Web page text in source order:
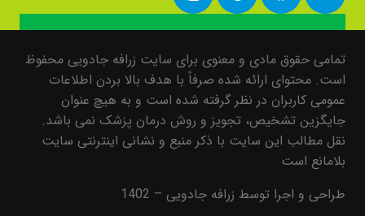
تمامی حقوق مادی و معنوی برای سایت زرافه جادویی محفوظ
است. محتوای ارائه شده صرفاً با هدف بالا بردن اطلاعات
عمومی کاربران در نظر گرفته شده است و به هیچ عنوان
جایگزین تشخیص، تجویز و روش درمان پزشک نمی باشد.
نقل مطالب این سایت با ذکر منبع و نشانی اینترنتی سایت
بلامانع است
طراحی و اجرا توسط زرافه جادویی – 1402